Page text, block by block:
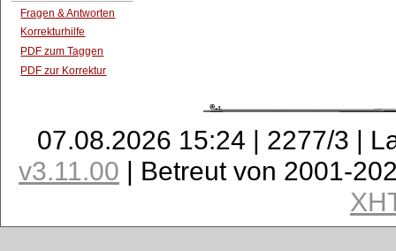
Fragen & Antworten
Korrekturhilfe
PDF zum Taggen
PDF zur Korrektur
07.08.2026 15:24 | 2277/3 |
v3.11.00 | Betreut von 2001-